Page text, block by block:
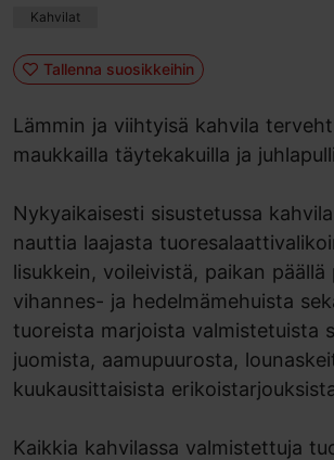
Kahvilat
Tallenna suosikkeihin
Lämmin ja viihtyisä kahvila
maukkailla täytekakuilla ja
Nykyaikaisesti sisustetussa
nauttia laajasta
lisukkein, voileivistä, paikan päällä
vihannes- ja hedelmämehuista
tuoreista marjoista valmistetuista
juomista, aamupuurosta,
kuukausittaisista
Kaikkia kahvilassa valmistettuja